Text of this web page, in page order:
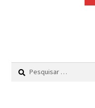
Pesquisar